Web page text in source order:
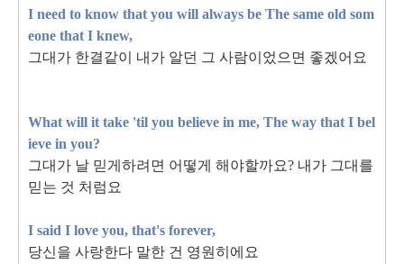
I need to know that you will always be The same old som
eone that I knew,
그대가 한결같이 내가 알던 그 사람이었으면 좋겠어요
What will it take 'til you believe in me, The way that I bel
ieve in you?
그대가 날 믿게하려면 어떻게 해야할까요? 내가 그대를
믿는 것 처럼요
I said I love you, that's forever,
당신을 사랑한다 말한 건 영원히에요